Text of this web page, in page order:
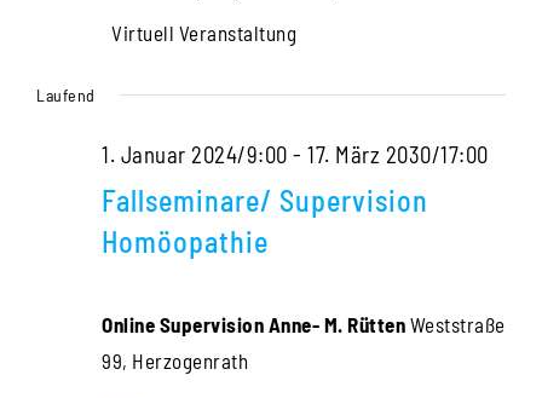
Virtuell Veranstaltung
Laufend
Fallseminare/ Supervision
Homöopathie
1. Januar 2024/9:00 - 17. März 2030/17:00
Online Supervision Anne- M. Rütten Weststraße
99, Herzogenrath